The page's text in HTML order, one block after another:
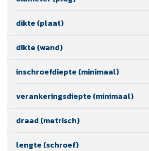
dikte (plaat)
dikte (wand)
inschroefdiepte (minimaal)
verankeringsdiepte (minimaal)
draad (metrisch)
lengte (schroef)